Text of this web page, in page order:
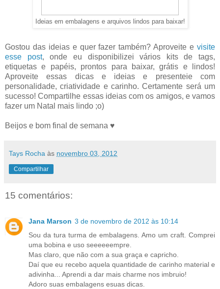
Ideias em embalagens e arquivos lindos para baixar!
Gostou das ideias e quer fazer também? Aproveite e visite
esse post, onde eu disponibilizei vários kits de tags,
etiquetas e papéis, prontos para baixar, grátis e lindos!
Aproveite essas dicas e ideias e presenteie com
personalidade, criatividade e carinho. Certamente será um
sucesso! Compartilhe essas ideias com os amigos, e vamos
fazer um Natal mais lindo ;o)
Beijos e bom final de semana ♥
Tays Rocha às novembro 03, 2012
Compartilhar
15 comentários:
Jana Marson 3 de novembro de 2012 às 10:14
Sou da tura turma de embalagens. Amo um craft. Comprei
uma bobina e uso seeeeeempre.
Mas claro, que não com a sua graça e capricho.
Daí que eu recebo aquela quantidade de carinho material e
adivinha... Aprendi a dar mais charme nos imbruio!
Adoro suas embalagens esuas dicas.